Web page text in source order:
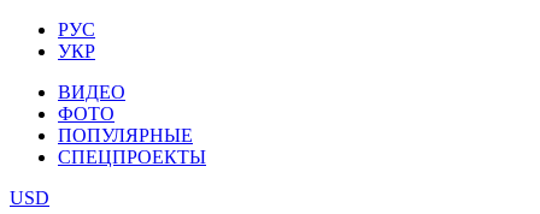
РУС
УКР
ВИДЕО
ФОТО
ПОПУЛЯРНЫЕ
СПЕЦПРОЕКТЫ
USD